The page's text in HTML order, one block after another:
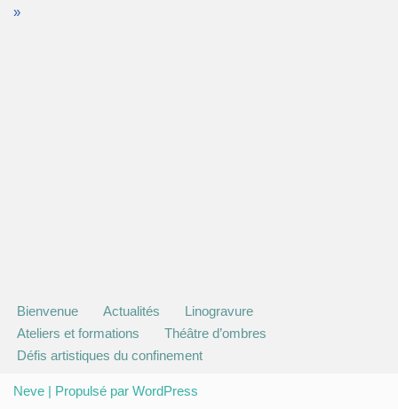
»
Bienvenue Actualités
Linogravure
Ateliers et formations
Théâtre d’ombres
Défis artistiques du confinement
Neve | Propulsé par WordPress